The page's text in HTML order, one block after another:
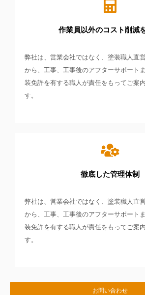
作業員以外のコスト削減
弊社は、営業会社ではなく、塗装職人直
から、工事、工事後のアフターサポート
装免許を有する職人が責任をもってご案
す。
徹底した管理体制
弊社は、営業会社ではなく、塗装職人直
から、工事、工事後のアフターサポート
装免許を有する職人が責任をもってご案
す。
お問い合わせ